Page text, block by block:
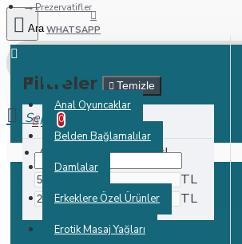
WHATSAPP
Anal Oyuncaklar
Belden Bağlamalılar
Damlalar
Erkeklere Özel Ürünler
Erotik Masaj Yağları
0 ürün - 0,00TL
0
Alışveriş sepetiniz boş!
Prezervatifler
Filtreler Temizle
FIYAT
TL
TL